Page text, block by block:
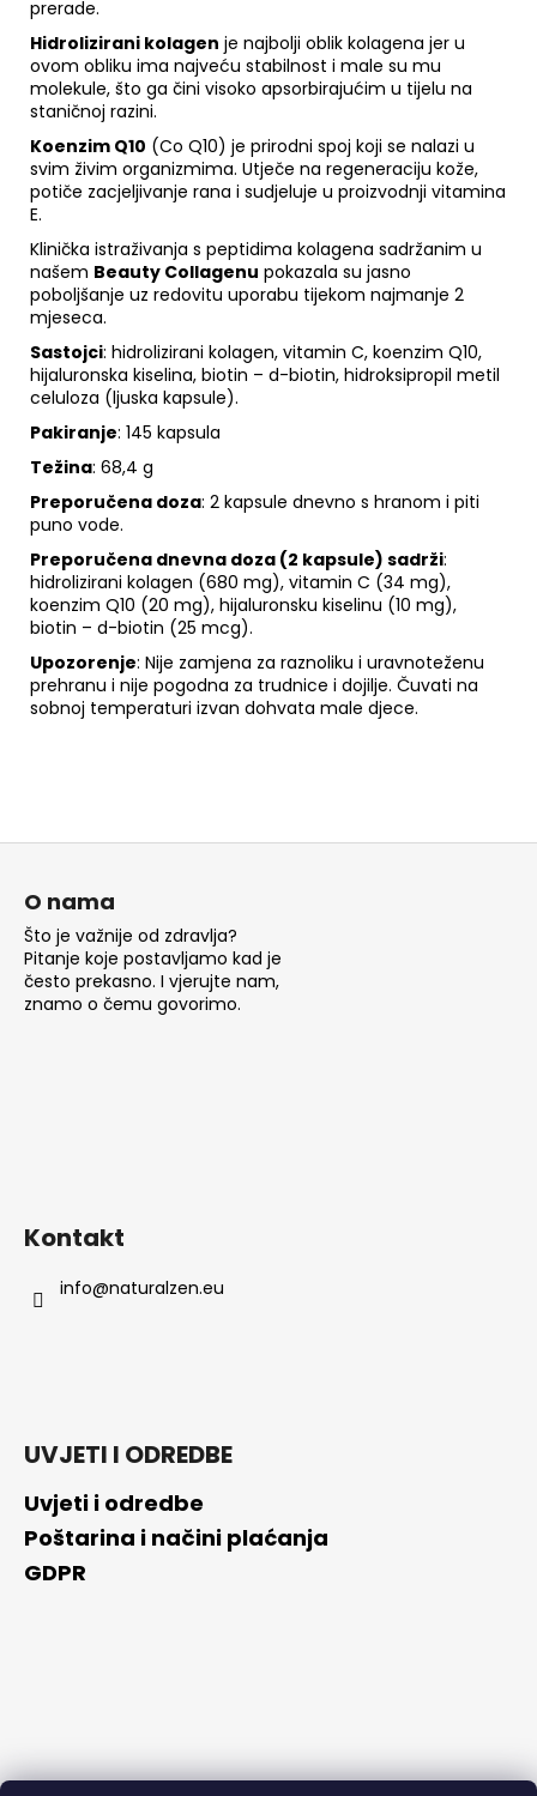
prerade.
Hidrolizirani kolagen je najbolji oblik kolagena jer u
ovom obliku ima najveću stabilnost i male su mu
molekule, što ga čini visoko apsorbirajućim u tijelu na
staničnoj razini.
Koenzim Q10 (Co Q10) je prirodni spoj koji se nalazi u
svim živim organizmima. Utječe na regeneraciju kože,
potiče zacjeljivanje rana i sudjeluje u proizvodnji vitamina
E.
Klinička istraživanja s peptidima kolagena sadržanim u
našem Beauty Collagenu pokazala su jasno
poboljšanje uz redovitu uporabu tijekom najmanje 2
mjeseca.
Sastojci: hidrolizirani kolagen, vitamin C, koenzim Q10,
hijaluronska kiselina, biotin – d-biotin, hidroksipropil metil
celuloza (ljuska kapsule).
Pakiranje: 145 kapsula
Težina: 68,4 g
Preporučena doza: 2 kapsule dnevno s hranom i piti
puno vode.
Preporučena dnevna doza (2 kapsule) sadrži:
hidrolizirani kolagen (680 mg), vitamin C (34 mg),
koenzim Q10 (20 mg), hijaluronsku kiselinu (10 mg),
biotin – d-biotin (25 mcg).
Upozorenje: Nije zamjena za raznoliku i uravnoteženu
prehranu i nije pogodna za trudnice i dojilje. Čuvati na
sobnoj temperaturi izvan dohvata male djece.
P
O nama
Što je važnije od zdravlja?
Pitanje koje postavljamo kad je
često prekasno. I vjerujte nam,
znamo o čemu govorimo.
Kontakt
info@naturalzen.eu
UVJETI I ODREDBE
Uvjeti i odredbe
Poštarina i načini plaćanja
GDPR